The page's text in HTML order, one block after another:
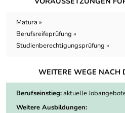
Matura »
Berufsreifeprüfung »
Studienberechtigungsprüfung »
WEITERE WEGE NACH
Berufseinstieg:aktuelle
Weitere Ausbildungen: